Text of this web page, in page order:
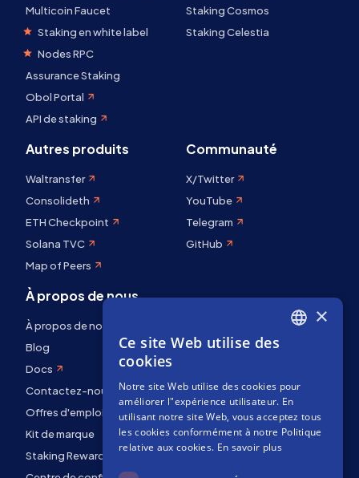
Multicoin Faucet
Staking en white label
Nodes RPC
Assurance Staking
Obol Portal
API de staking
Staking Cosmos
Staking Celestia
Autres produits
Waltransfer
Consolideth
ETH Checkpoint
Solana TVC
Map of Peers
Communauté
X/Twitter
YouTube
Telegram
GitHub
À propos de nous
À propos de nous
Blog
Docs
Contactez-nous
Offres d'emploi
Kit de marque
Staking Rewards
FRENCH
×
Ce site Web utilise des
cookies
Notre site Web utilise des cookies pour
améliorer l"expérience utilisateur. En
utilisant notre site Web, vous acceptez tous
les cookies conformément à notre Politique
relative aux cookies. En savoir plus